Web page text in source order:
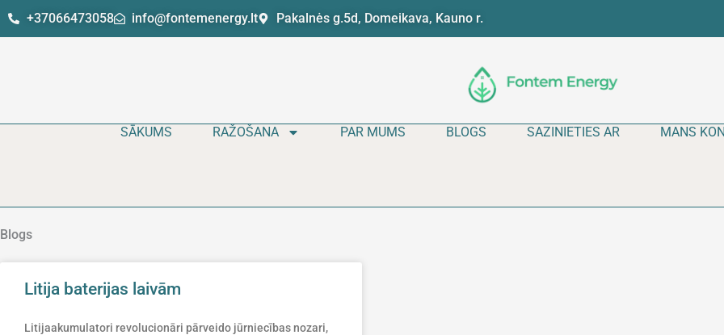
Pāriet
+37066473058 info@fontemenergy.lt Pakalnės g.5d, Domeikava, Kauno r.
SĀKUMS RAŽOŠANA PAR MUMS BLOGS SAZINIETIES AR MANS
Blogs
Litija baterijas laivām
Litijaakumulatori revolucionāri pārveido jūrniecības nozari,